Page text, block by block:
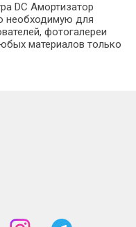
DC Амортизатор
необходимую для
фотогалереи
материалов только